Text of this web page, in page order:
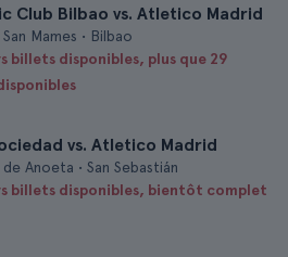
Club Bilbao vs. Atletico Madrid
Mames • Bilbao
billets disponibles, plus que 29
vs. Atletico Madrid
Anoeta • San Sebastián
billets disponibles, bientôt complet